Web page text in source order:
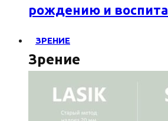
рождению и
ЗРЕНИЕ
Зрение